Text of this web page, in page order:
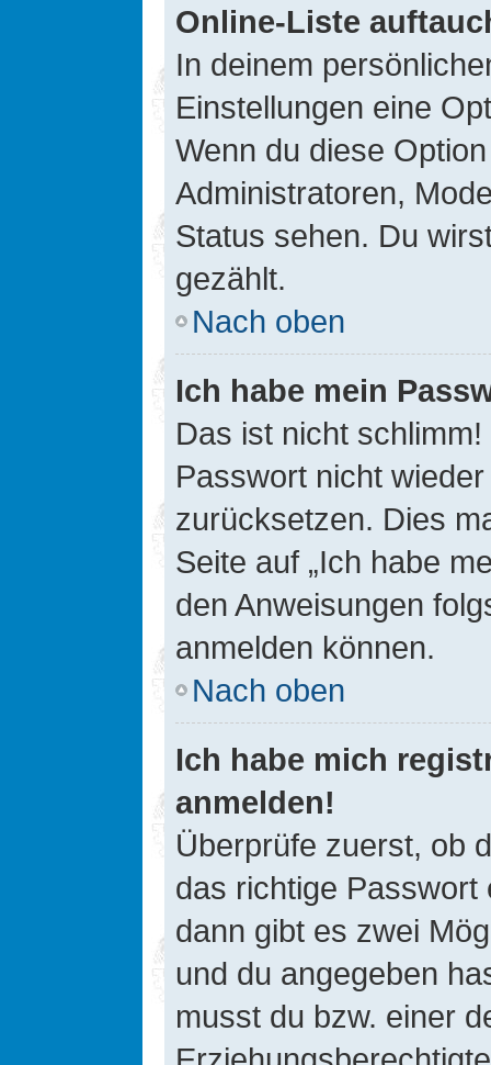
Online-Liste
In deinem
Einstellungen eine
Wenn du diese
Administratoren,
Status sehen. Du
gezählt.
Nach oben
Ich habe mein
Das ist nicht
Passwort nicht
zurücksetzen. Dies
Seite auf „Ich habe
den Anweisungen
anmelden können.
Nach oben
Ich habe mich
anmelden!
Überprüfe zuerst, ob
das richtige Passwort
dann gibt es zwei
und du angegeben
musst du bzw. einer